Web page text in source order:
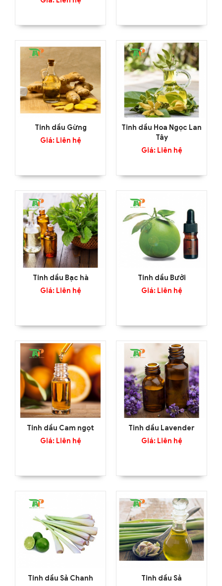
Tinh dầu Gừng
Giá: Liên hệ
Tinh dầu Hoa Ngọc Lan
Tây
Giá: Liên hệ
Tinh dầu Bạc hà
Giá: Liên hệ
Tinh dầu Bưởi
Giá: Liên hệ
Tinh dầu Cam ngọt
Giá: Liên hệ
Tinh dầu Lavender
Giá: Liên hệ
Tinh dầu Sả Chanh
Tinh dầu Sả